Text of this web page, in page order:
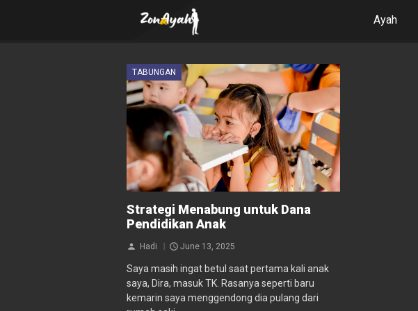
Ayah
TABUNGAN
Strategi Menabung untuk Dana
Pendidikan Anak
Hadi June 13, 2025
Saya masih ingat betul saat pertama kali anak
saya, Dira, masuk TK. Rasanya seperti baru
kemarin saya menggendong dia pulang dari